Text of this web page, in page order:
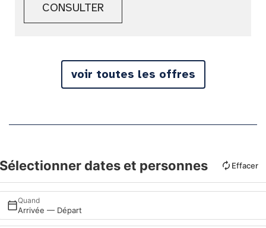
CONSULTER
voir toutes les offres
Sélectionner dates et personnes Effacer
Quand
Arrivée — Départ